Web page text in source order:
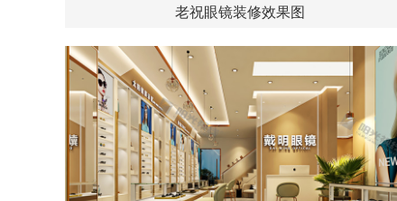
老祝眼镜装修效果图